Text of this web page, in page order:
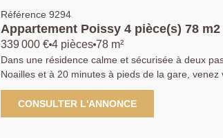
Référence 9294
Appartement Poissy 4 pièce(s) 78 m2
339 000 € 4 pièces 78 m²
Dans une résidence calme et sécurisée à deux
Noailles et à 20 minutes à pieds de la gare, venez
appartement de type 4 pièces de 79m2 avec une
grand séjour lumineux donnant sur un balcon, une
indépendante aménagée et équipée, 3 chambres,
CONSULTER L'ANNONCE